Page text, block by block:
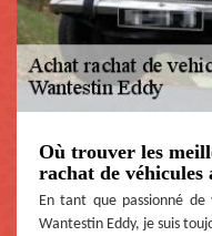
Où trouver les
rachat de véhicules
En tant que passionné
Wantestin Eddy, je suis